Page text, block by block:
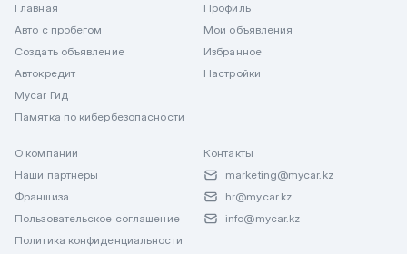
Главная
Авто с пробегом
Создать объявление
Автокредит
Mycar Гид
Памятка по кибербезопасности
Профиль
Мои объявления
Избранное
Настройки
О компании
Наши партнеры
Франшиза
Пользовательское соглашение
Политика конфиденциальности
Контакты
marketing@mycar.kz
hr@mycar.kz
info@mycar.kz